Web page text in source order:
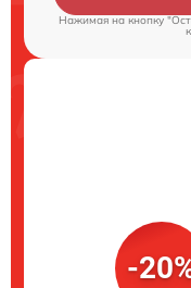
Нажимая на кнопку
-